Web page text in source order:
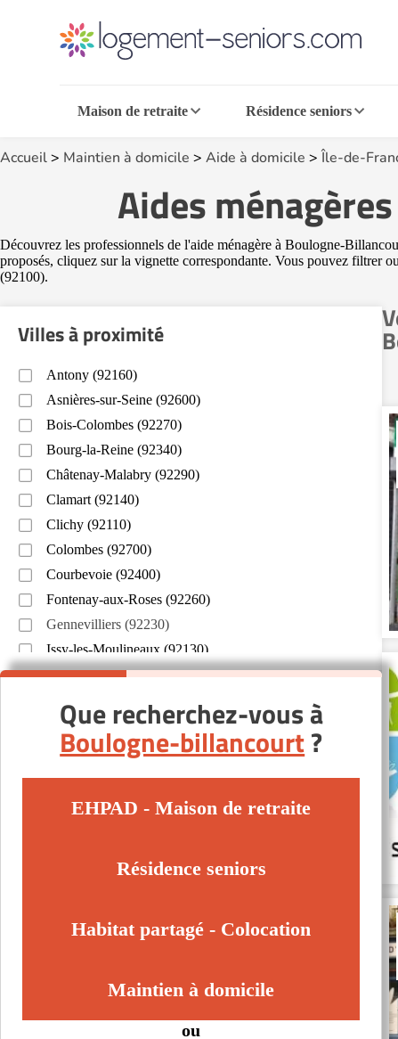
Maison de retraite Résidence seniors
Accueil> Maintien à domicile > Aide à domicile > Île-de-
Aides
Découvrez les professionnels de l'aide ménagère à Boulogne-
proposés, cliquez sur la vignette correspondante. Vous pouvez filtrer
(92100).
Villes à proximité
Antony (92160)
Asnières-sur-Seine (92600)
Bois-Colombes (92270)
Bourg-la-Reine (92340)
Châtenay-Malabry (92290)
Clamart (92140)
Clichy (92110)
Colombes (92700)
Courbevoie (92400)
Fontenay-aux-Roses (92260)
Gennevilliers (92230)
Issy-les-Moulineaux (92130)
Levallois-Perret (92300)
Neuilly-sur-Seine (92200)
Puteaux (92800)
Saint-Cloud (92210)
Que recherchez-vous à
Boulogne-billancourt?
EHPAD - Maison de retraite
Résidence seniors
Habitat partagé - Colocation
Maintien à domicile
ou